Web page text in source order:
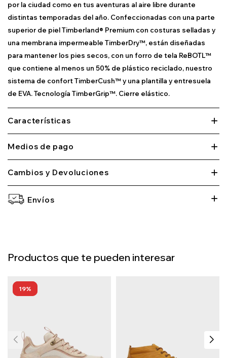
por la ciudad como en tus aventuras al aire libre durante
distintas temporadas del año. Confeccionadas con una parte
superior de piel Timberland® Premium con costuras selladas y
una membrana impermeable TimberDry™, están diseñadas
para mantener los pies secos, con un forro de tela ReBOTL™
que contiene al menos un 50% de plástico reciclado, nuestro
sistema de confort TimberCush™ y una plantilla y entresuela
de EVA. Tecnología TimberGrip™. Cierre elástico.
Características
Medios de pago
Cambios y Devoluciones
Envíos
Productos que te pueden interesar
19